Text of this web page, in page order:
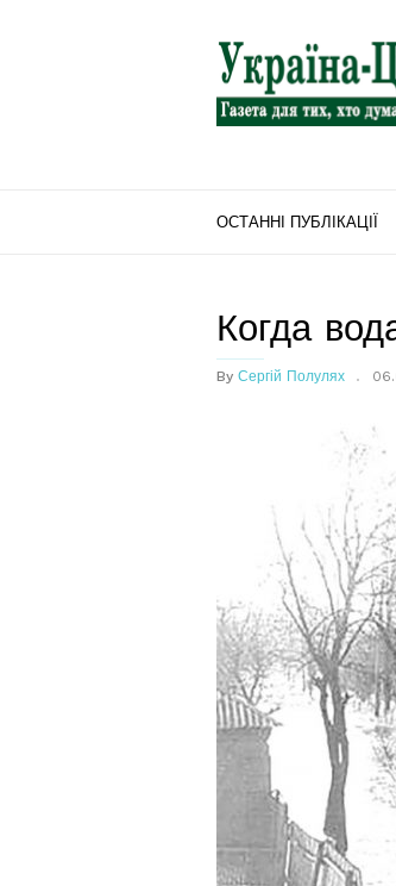
"Україна-
Центр"
ОСТАННІ ПУБЛІКАЦІЇ
Когда
By Сергій Полулях